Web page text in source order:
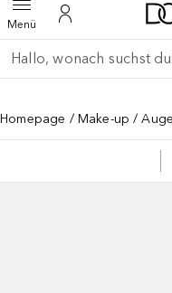
MenüMenü öffnenZu Meinem
Gehe zurück
Suche ausführen
Homepage Make-up